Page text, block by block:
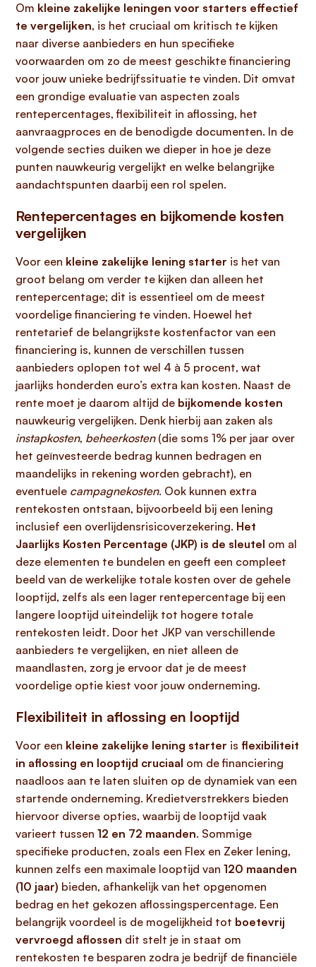
Om kleine zakelijke leningen voor starters effectief
te vergelijken, is het cruciaal om kritisch te kijken
naar diverse aanbieders en hun specifieke
voorwaarden om zo de meest geschikte financiering
voor jouw unieke bedrijfssituatie te vinden. Dit omvat
een grondige evaluatie van aspecten zoals
rentepercentages, flexibiliteit in aflossing, het
aanvraagproces en de benodigde documenten. In de
volgende secties duiken we dieper in hoe je deze
punten nauwkeurig vergelijkt en welke belangrijke
aandachtspunten daarbij een rol spelen.
Rentepercentages en bijkomende kosten
vergelijken
Voor een kleine zakelijke lening starter is het van
groot belang om verder te kijken dan alleen het
rentepercentage; dit is essentieel om de meest
voordelige financiering te vinden. Hoewel het
rentetarief de belangrijkste kostenfactor van een
financiering is, kunnen de verschillen tussen
aanbieders oplopen tot wel 4 à 5 procent, wat
jaarlijks honderden euro’s extra kan kosten. Naast de
rente moet je daarom altijd de bijkomende kosten
nauwkeurig vergelijken. Denk hierbij aan zaken als
instapkosten, beheerkosten(die soms 1% per jaar over
het geïnvesteerde bedrag kunnen bedragen en
maandelijks in rekening worden gebracht), en
eventuele campagnekosten. Ook kunnen extra
rentekosten ontstaan, bijvoorbeeld bij een lening
inclusief een overlijdensrisicoverzekering. Het
Jaarlijks Kosten Percentage (JKP) is de sleutel om al
deze elementen te bundelen en geeft een compleet
beeld van de werkelijke totale kosten over de gehele
looptijd, zelfs als een lager rentepercentage bij een
langere looptijd uiteindelijk tot hogere totale
rentekosten leidt. Door het JKP van verschillende
aanbieders te vergelijken, en niet alleen de
maandlasten, zorg je ervoor dat je de meest
voordelige optie kiest voor jouw onderneming.
Flexibiliteit in aflossing en looptijd
Voor een kleine zakelijke lening starter is flexibiliteit
in aflossing en looptijd cruciaal om de financiering
naadloos aan te laten sluiten op de dynamiek van een
startende onderneming. Kredietverstrekkers bieden
hiervoor diverse opties, waarbij de looptijd vaak
varieert tussen 12 en 72 maanden. Sommige
specifieke producten, zoals een Flex en Zeker lening,
kunnen zelfs een maximale looptijd van 120 maanden
(10 jaar) bieden, afhankelijk van het opgenomen
bedrag en het gekozen aflossingspercentage. Een
belangrijk voordeel is de mogelijkheid tot boetevrij
vervroegd aflossen dit stelt je in staat om
rentekosten te besparen zodra je bedrijf de financiële